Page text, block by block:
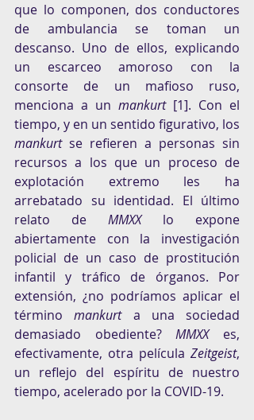
que lo componen, dos conductores
de ambulancia se toman un
descanso. Uno de ellos, explicando
un escarceo amoroso con la
consorte de un mafioso ruso,
menciona a un mankurt [1]. Con el
mankurt se refieren a personas sin
recursos a los que un proceso de
explotación extremo les ha
arrebatado su identidad. El último
relato de MMXX lo expone
abiertamente con la investigación
policial de un caso de prostitución
infantil y tráfico de órganos. Por
extensión, ¿no podríamos aplicar el
término mankurt a una sociedad
demasiado obediente? MMXX es,
efectivamente, otra película Zeitgeist,
un reflejo del espíritu de nuestro
tiempo, acelerado por la COVID-19.